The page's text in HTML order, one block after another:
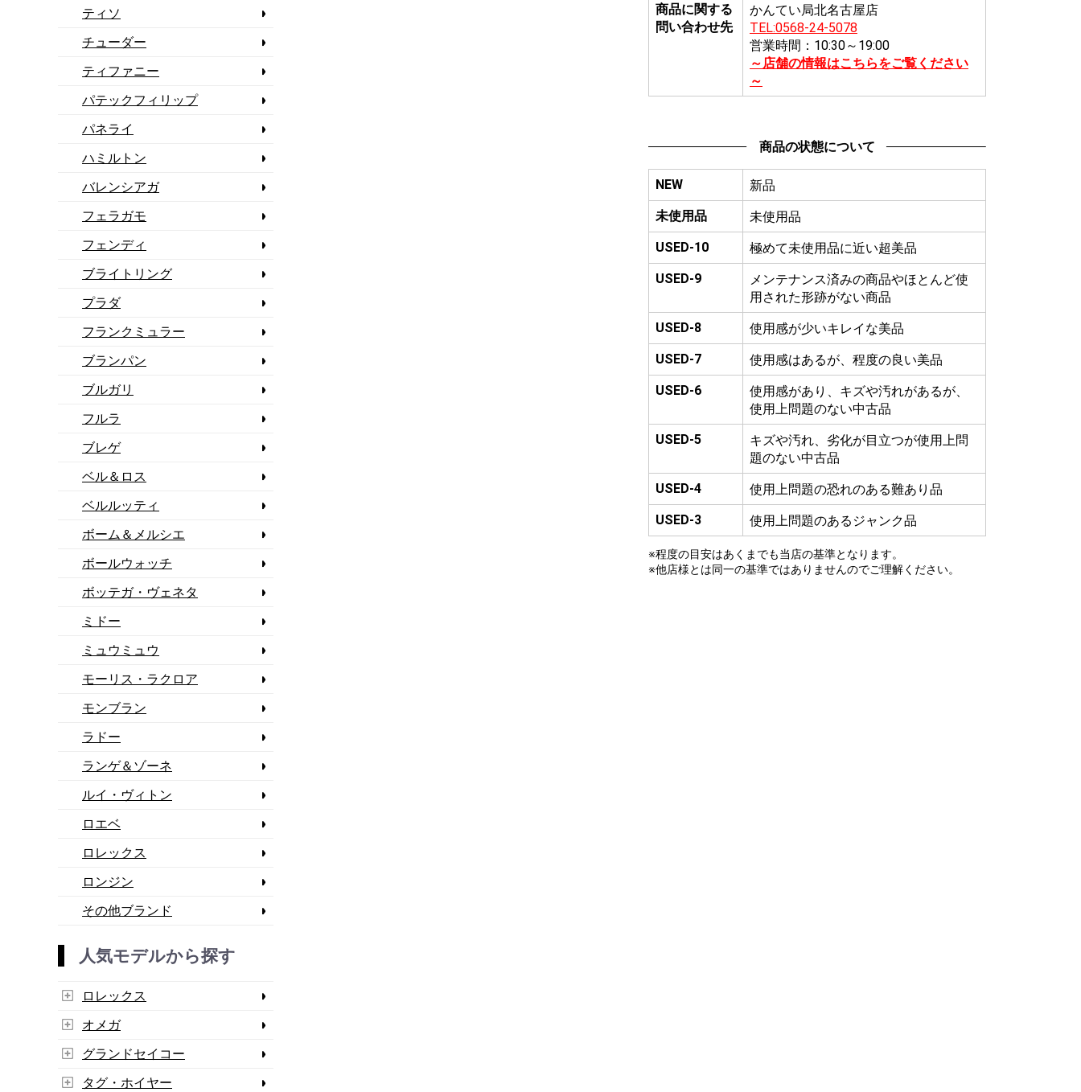
ティソ
チューダー
ティファニー
パテックフィリップ
パネライ
ハミルトン
バレンシアガ
フェラガモ
フェンディ
ブライトリング
プラダ
フランクミュラー
ブランパン
ブルガリ
フルラ
ブレゲ
ベル＆ロス
ベルルッティ
ボーム＆メルシエ
ボールウォッチ
ボッテガ・ヴェネタ
ミドー
ミュウミュウ
モーリス・ラクロア
モンブラン
ラドー
ランゲ＆ゾーネ
ルイ・ヴィトン
ロエベ
ロレックス
ロンジン
その他ブランド
人気モデルから探す
ロレックス
オメガ
グランドセイコー
タグ・ホイヤー
商品に関する
問い合わせ先
かんてい局北名古屋店
TEL:0568-24-5078
営業時間：10:30～19:00
～店舗の情報はこちらをご覧ください
～
商品の状態について
NEW
新品
未使用品
未使用品
USED-10
極めて未使用品に近い超美品
USED-9
メンテナンス済みの商品やほとんど使
用された形跡がない商品
USED-8
使用感が少いキレイな美品
USED-7
使用感はあるが、程度の良い美品
USED-6
使用感があり、キズや汚れがあるが、
使用上問題のない中古品
USED-5
キズや汚れ、劣化が目立つが使用上問
題のない中古品
USED-4
使用上問題の恐れのある難あり品
USED-3
使用上問題のあるジャンク品
※程度の目安はあくまでも当店の基準となります。
※他店様とは同一の基準ではありませんのでご理解ください。